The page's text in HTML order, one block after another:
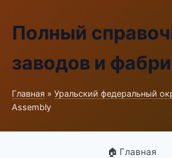
Полный
заводов и
Главная » Уральский федеральный
Assembly
🏠 Главная